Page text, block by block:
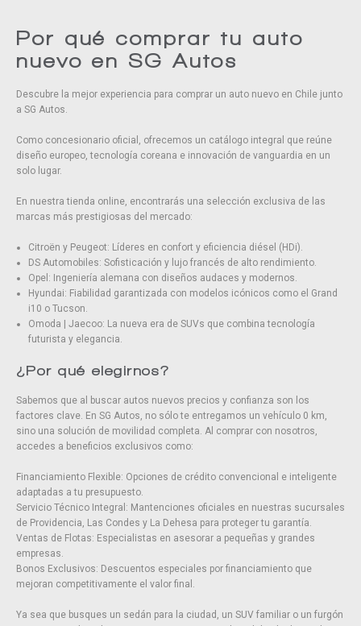
Por qué comprar tu auto
nuevo en SG Autos
Descubre la mejor experiencia para comprar un auto nuevo en Chile junto
a SG Autos.
Como concesionario oficial, ofrecemos un catálogo integral que reúne
diseño europeo, tecnología coreana e innovación de vanguardia en un
solo lugar.
En nuestra tienda online, encontrarás una selección exclusiva de las
marcas más prestigiosas del mercado:
Citroën y Peugeot: Líderes en confort y eficiencia diésel (HDi).
DS Automobiles: Sofisticación y lujo francés de alto rendimiento.
Opel: Ingeniería alemana con diseños audaces y modernos.
Hyundai: Fiabilidad garantizada con modelos icónicos como el Grand
i10 o Tucson.
Omoda | Jaecoo: La nueva era de SUVs que combina tecnología
futurista y elegancia.
¿Por qué elegirnos?
Sabemos que al buscar autos nuevos precios y confianza son los
factores clave. En SG Autos, no sólo te entregamos un vehículo 0 km,
sino una solución de movilidad completa. Al comprar con nosotros,
accedes a beneficios exclusivos como:
Financiamiento Flexible: Opciones de crédito convencional e inteligente
adaptadas a tu presupuesto.
Servicio Técnico Integral: Mantenciones oficiales en nuestras sucursales
de Providencia, Las Condes y La Dehesa para proteger tu garantía.
Ventas de Flotas: Especialistas en asesorar a pequeñas y grandes
empresas.
Bonos Exclusivos: Descuentos especiales por financiamiento que
mejoran competitivamente el valor final.
Ya sea que busques un sedán para la ciudad, un SUV familiar o un furgón